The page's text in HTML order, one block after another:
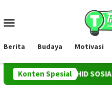
konten
Berita Budaya Motivasi
Konten Spesial
DAN TAUHID SOSIAL: